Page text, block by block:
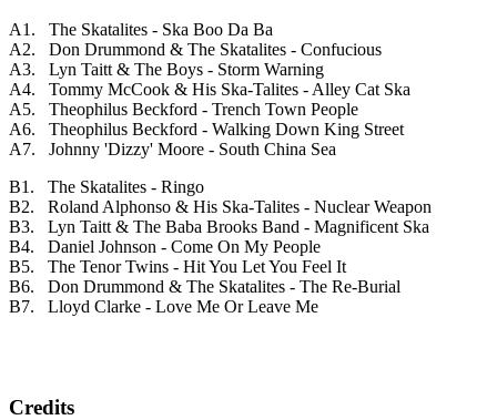
A1. The Skatalites - Ska Boo Da Ba
A2. Don Drummond & The Skatalites - Confucious
A3. Lyn Taitt & The Boys - Storm Warning
A4. Tommy McCook & His Ska-Talites - Alley Cat Ska
A5. Theophilus Beckford - Trench Town People
A6. Theophilus Beckford - Walking Down King Street
A7. Johnny 'Dizzy' Moore - South China Sea
B1. The Skatalites - Ringo
B2. Roland Alphonso & His Ska-Talites - Nuclear Weapon
B3. Lyn Taitt & The Baba Brooks Band - Magnificent Ska
B4. Daniel Johnson - Come On My People
B5. The Tenor Twins - Hit You Let You Feel It
B6. Don Drummond & The Skatalites - The Re-Burial
B7. Lloyd Clarke - Love Me Or Leave Me
Credits